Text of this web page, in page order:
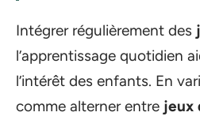
Intégrer régulièrement des
l’apprentissage quotidien
l’intérêt des enfants. En
comme alterner entre jeux